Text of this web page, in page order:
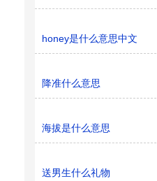
honey是什么意思中文
降准什么意思
海拔是什么意思
送男生什么礼物